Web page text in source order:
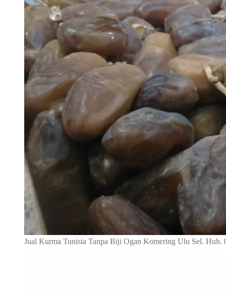
Jual Kurma Tunisia Tanpa Biji Ogan Komering Ulu Sel. Hub.